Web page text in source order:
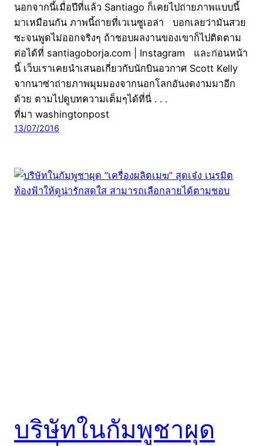
นอกจากนี้เมื่อปีที่แล้ว Santiago ก็เคยไปถ่ายภาพแบบนี้
มาเหมือนกัน ภาพนี้ถ่ายที่เวเนซูเอล่า บอกเลยว่ามันสวย
ซะจนพูดไม่ออกจริงๆ ถ้าชอบผลงานของเขาก็ไปติดตาม
ต่อได้ที่ santiagoborja.com | Instagram และก่อนหน้า
นี้ เว็บเราเคยนำเสนอเกี่ยวกับนักบินอวกาศ Scott Kelly
จากนาซ่าถ่ายภาพมุมมองจากนอกโลกอันงดงามมาอีก
ด้วย ตามไปดูบทความเต็มๆได้ที่นี่ . . .
ที่มา washingtonpost
13/07/2016
บริษัทในกัมพูชาผุด